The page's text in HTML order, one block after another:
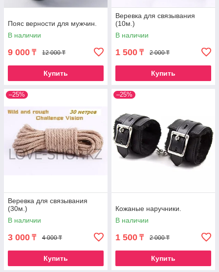
Пояс верности для мужчин.
В наличии
9 000 ₸ 12 000 ₸
Купить
Веревка для связывания
(10м.)
В наличии
1 500 ₸ 2 000 ₸
Купить
–25%
Веревка для связывания
(30м.)
В наличии
3 000 ₸ 4 000 ₸
Купить
–25%
Кожаные наручники.
В наличии
1 500 ₸ 2 000 ₸
Купить